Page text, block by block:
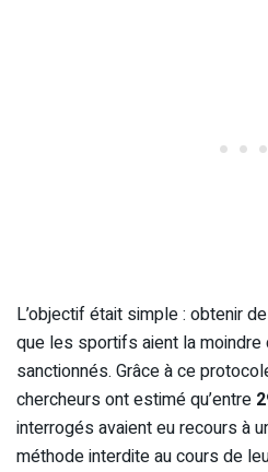
L’objectif était simple : obtenir
que les sportifs aient la moindre
sanctionnés. Grâce à ce
chercheurs ont estimé qu’entre
interrogés avaient eu recours à
méthode interdite au cours de